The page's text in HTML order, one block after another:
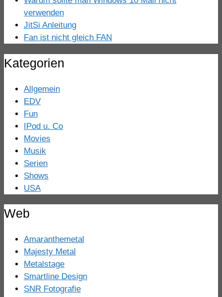
verwenden
JitSi Anleitung
Fan ist nicht gleich FAN
Kategorien
Allgemein
EDV
Fun
IPod u. Co
Movies
Musik
Serien
Shows
USA
Web
Amaranthemetal
Majesty Metal
Metalstage
Smartline Design
SNR Fotografie